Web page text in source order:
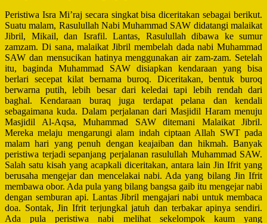
Peristiwa Isra Mi’raj secara singkat bisa diceritakan sebagai berikut.
Suatu malam, Rasulullah Nabi Muhammad SAW didatangi malaikat
Jibril, Mikail, dan Israfil. Lantas, Rasulullah dibawa ke sumur
zamzam. Di sana, malaikat Jibril membelah dada nabi Muhammad
SAW dan mensucikan hatinya menggunakan air zam-zam. Setelah
itu, baginda Muhammad SAW disiapkan kendaraan yang bisa
berlari secepat kilat bernama buroq. Diceritakan, bentuk buroq
berwarna putih, lebih besar dari keledai tapi lebih rendah dari
baghal. Kendaraan buraq juga terdapat pelana dan kendali
sebagaimana kuda. Dalam perjalanan dari Masjidil Haram menuju
Masjidil Al-Aqsa, Muhammad SAW ditemani Malaikat Jibril.
Mereka melaju mengarungi alam indah ciptaan Allah SWT pada
malam hari yang penuh dengan keajaiban dan hikmah. Banyak
peristiwa terjadi sepanjang perjalanan rasulullah Muhammad SAW.
Salah satu kisah yang acapkali diceritakan, antara lain Jin Ifrit yang
berusaha mengejar dan mencelakai nabi. Ada yang bilang Jin Ifrit
membawa obor. Ada pula yang bilang bangsa gaib itu mengejar nabi
dengan semburan api. Lantas Jibril mengajari nabi untuk membaca
doa. Sontak, Jin Ifrit terjungkal jatuh dan terbakar apinya sendiri.
Ada pula peristiwa nabi melihat sekelompok kaum yang